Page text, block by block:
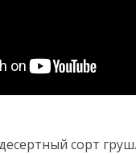
сорт